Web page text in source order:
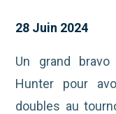
28 Juin 2024
Un grand
Hunter pour
doubles au